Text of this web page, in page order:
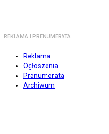
REKLAMA I PRENUMERATA
Reklama
Ogłoszenia
Prenumerata
Archiwum